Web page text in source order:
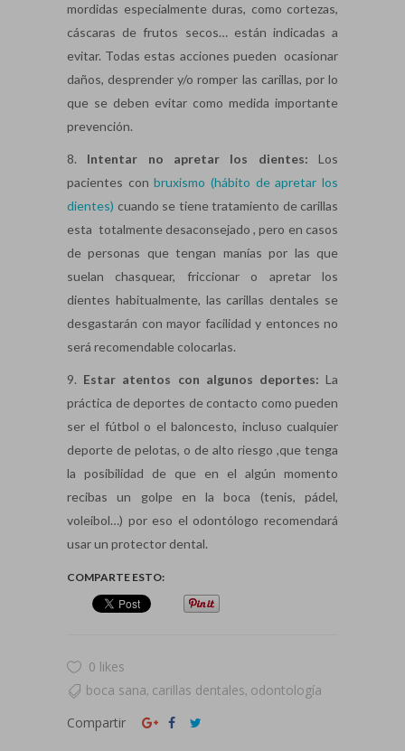
mordidas especialmente duras, como cortezas,
cáscaras de frutos secos… están indicadas a
evitar. Todas estas acciones pueden ocasionar
daños, desprender y/o romper las carillas, por lo
que se deben evitar como medida importante
prevención.
8. Intentar no apretar los dientes: Los
pacientes conbruxismo (hábito de apretar los
dientes) cuando se tiene tratamiento de carillas
esta totalmente desaconsejado , pero en casos
de personas que tengan manías por las que
suelan chasquear, friccionar o apretar los
dientes habitualmente, las carillas dentales se
desgastarán con mayor facilidad y entonces no
será recomendable colocarlas.
9. Estar atentos con algunos deportes: La
práctica de deportes de contacto como pueden
ser el fútbol o el baloncesto, incluso cualquier
deporte de pelotas, o de alto riesgo ,que tenga
la posibilidad de que en el algún momento
recibas un golpe en la boca (tenis, pádel,
voleibol…) por eso el odontólogo recomendará
usar un protector dental.
COMPARTE ESTO:
0 likes
boca sana, carillas dentales, odontología
Compartir